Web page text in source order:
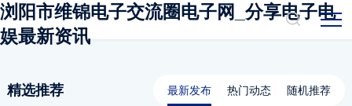
浏阳市维锦电子交流圈电子网_分享电子电
娱最新资讯
精选推荐 最新发布 热门动态 随机推荐